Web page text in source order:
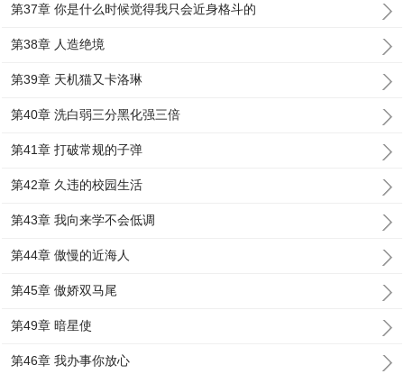
第37章 你是什么时候觉得我只会近身格斗的
第38章 人造绝境
第39章 天机猫又卡洛琳
第40章 洗白弱三分黑化强三倍
第41章 打破常规的子弹
第42章 久违的校园生活
第43章 我向来学不会低调
第44章 傲慢的近海人
第45章 傲娇双马尾
第49章 暗星使
第46章 我办事你放心